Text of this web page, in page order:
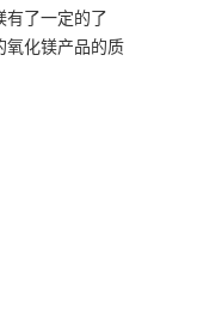
有了一定的了
氧化镁产品的质